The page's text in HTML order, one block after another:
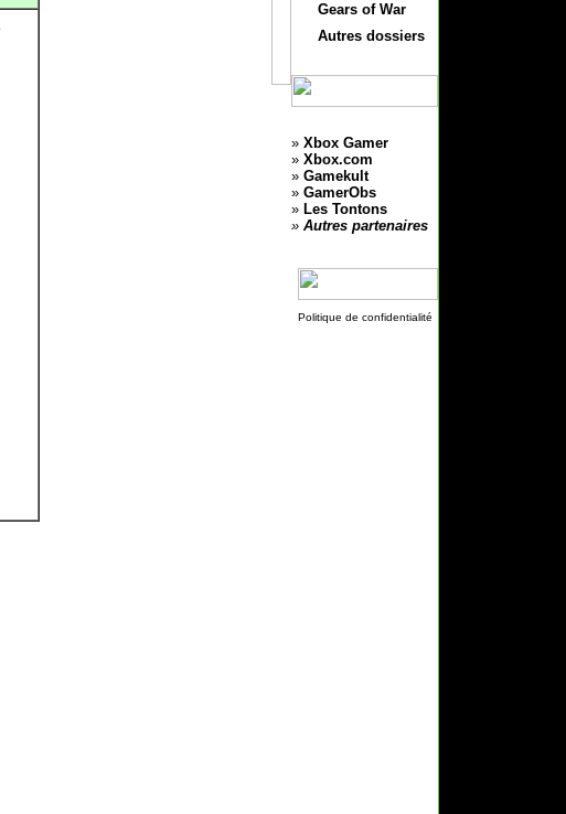
Gears of War
Autres dossiers
» Xbox Gamer
» Xbox.com
» Gamekult
» GamerObs
» Les Tontons
» Autres partenaires
Politique de confidentialité